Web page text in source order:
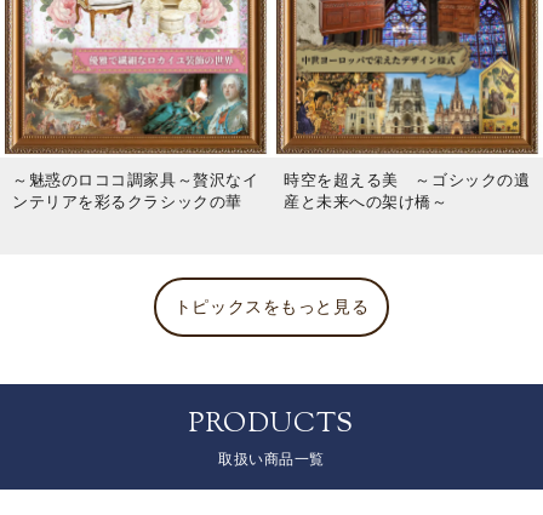
～魅惑のロココ調家具～贅沢なイ
ンテリアを彩るクラシックの華
時空を超える美 ～ゴシックの遺
産と未来への架け橋～
トピックスをもっと見る
PRODUCTS
取扱い商品一覧